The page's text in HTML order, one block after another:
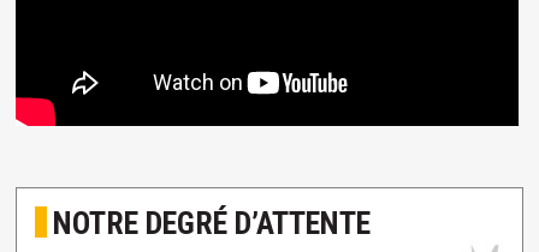
NOTRE DEGRÉ D’ATTENTE